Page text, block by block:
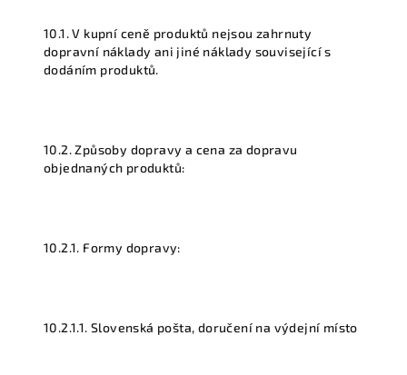
10.1. V kupní ceně produktů nejsou zahrnuty
dopravní náklady ani jiné náklady související s
dodáním produktů.
10.2. Způsoby dopravy a cena za dopravu
objednaných produktů:
10.2.1. Formy dopravy:
10.2.1.1. Slovenská pošta, doručení na výdejní místo